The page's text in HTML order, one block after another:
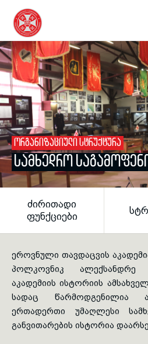
ᲝᲠᲒᲐᲜᲘᲖᲐᲪᲘᲣᲚᲘ ᲡᲢᲠᲣᲥᲢᲣᲠᲐ
ᲡᲐᲛᲮᲔᲓᲠᲝ
ᲫᲘᲠᲘᲗᲐᲓᲘ
ᲤᲣᲜᲥᲪᲘᲔᲑᲘ
ეროვნული თავდაცვის
პოლკოვნიკ ალექსანდრე
აკადემიის ისტორიის
სადაც წარმოდგენილია
ერთადერთი უმაღლესი
განვითარების ისტორია